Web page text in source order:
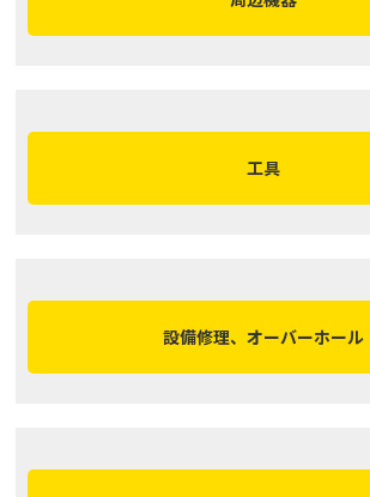
工具
設備修理、オーバーホール